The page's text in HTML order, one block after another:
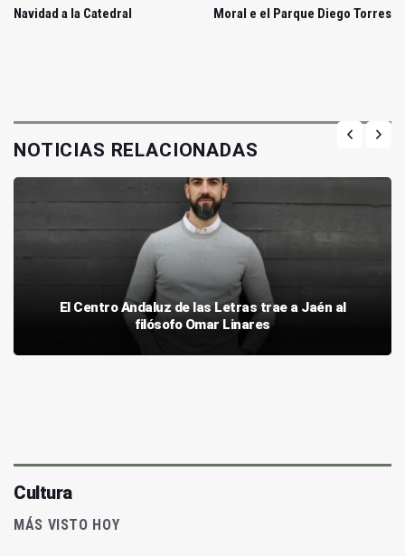
Navidad a la Catedral
Moral e el Parque Diego Torres
NOTICIAS RELACIONADAS
El Centro Andaluz de las Letras trae a Jaén al
filósofo Omar Linares
Cultura
MÁS VISTO HOY